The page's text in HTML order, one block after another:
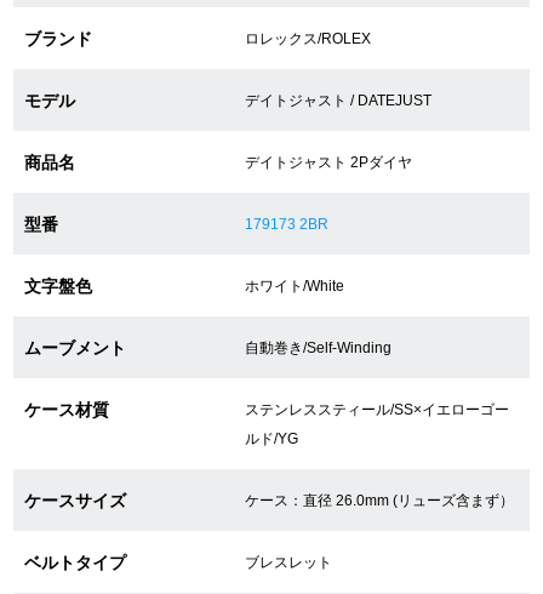
腕時計サイズ調整サービス
店舗受け取りサービス
店舗取り寄せサービス
買取・下取りをご希望の方
買取・下取りはこちら
買取専門サロン
ブランド ロレックス/ROLEX
モデル デイトジャスト / DATEJUST
商品名 デイトジャスト 2Pダイヤ
型番 179173 2BR
文字盤色 ホワイト/White
ムーブメント 自動巻き/Self-Winding
ケース材質
ステンレススティール/SS×イエローゴー
ルド/YG
ケースサイズ ケース：直径 26.0mm (リューズ含まず）
ベルトタイプ ブレスレット